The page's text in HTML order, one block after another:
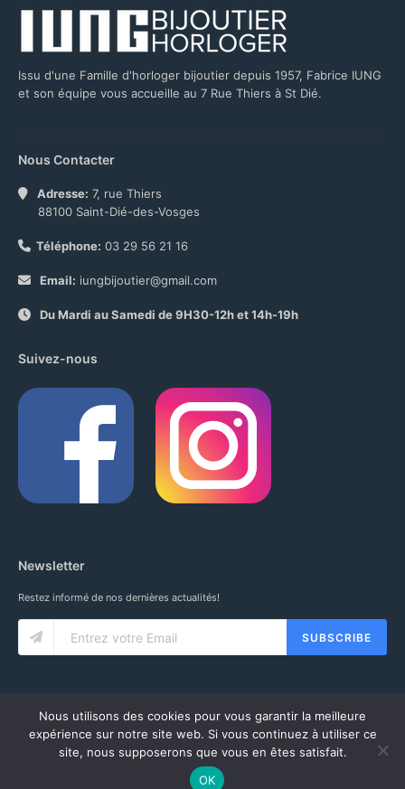
Issu d'une Famille d'horloger bijoutier depuis 1957, Fabrice IUNG
et son équipe vous accueille au 7 Rue Thiers à St Dié.
Nous Contacter
Adresse: 7, rue Thiers
88100 Saint-Dié-des-Vosges
Téléphone: 03 29 56 21 16
Email: iungbijoutier@gmail.com
Du Mardi au Samedi de 9H30-12h et 14h-19h
Suivez-nous
Newsletter
Restez informé de nos dernières actualités!
SUBSCRIBE
© 2020 IUNG SARL. ALL RIGHTS RESERVED.CGV -MENTIONS LÉGALES-
MON COMPTE
Nous utilisons des cookies pour vous garantir la meilleure
expérience sur notre site web. Si vous continuez à utiliser ce
site, nous supposerons que vous en êtes satisfait.
OK